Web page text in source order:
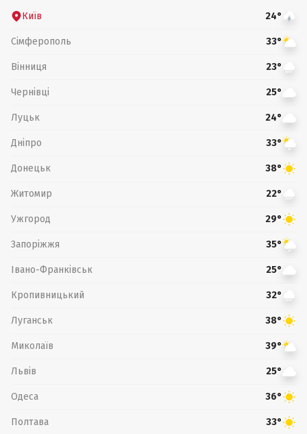
Київ 24°
Сімферополь 33°
Вінниця 23°
Чернівці 25°
Луцьк 24°
Дніпро 33°
Донецьк 38°
Житомир 22°
Ужгород 29°
Запоріжжя 35°
Івано-Франківськ 25°
Кропивницький 32°
Луганськ 38°
Миколаїв 39°
Львів 25°
Одеса 36°
Полтава 33°